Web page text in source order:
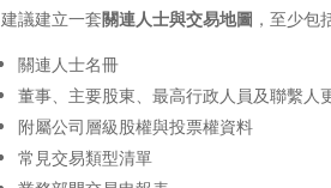
建議建立一套關連人士與交易地圖 ，至少包
關連人士名冊
董事、主要股東、最高行政人員及聯繫人
附屬公司層級股權與投票權資料
常見交易類型清單